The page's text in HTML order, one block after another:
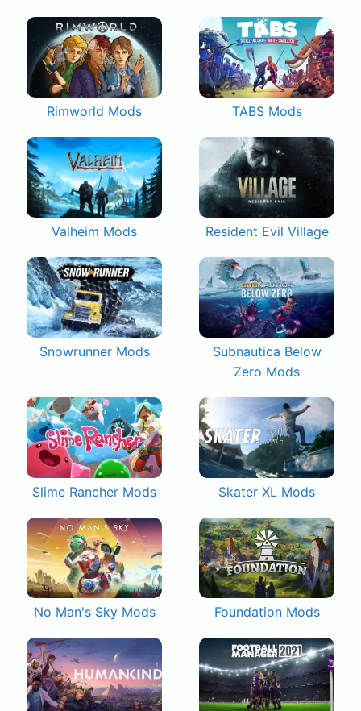
Rimworld Mods TABS Mods
Valheim Mods Resident Evil Village
Snowrunner Mods
Subnautica Below
Zero Mods
Slime Rancher Mods Skater XL Mods
No Man's Sky Mods Foundation Mods